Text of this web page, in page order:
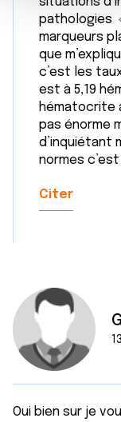
partageons
notre site avec
publicité et
avec d'autres
ou qu'ils ont
services.
pathologies
marqueurs
que
c’est les
est à 5,19
hématocrite
pas énorme
d’inquiétant
normes
Citer
Oui bien sur je